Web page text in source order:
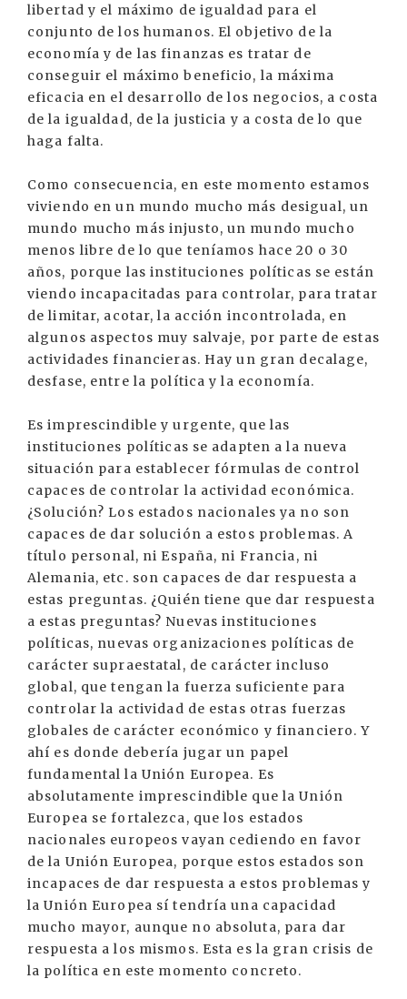
libertad y el máximo de igualdad para el
conjunto de los humanos. El objetivo de la
economía y de las finanzas es tratar de
conseguir el máximo beneficio, la máxima
eficacia en el desarrollo de los negocios, a costa
de la igualdad, de la justicia y a costa de lo que
haga falta.
Como consecuencia, en este momento estamos
viviendo en un mundo mucho más desigual, un
mundo mucho más injusto, un mundo mucho
menos libre de lo que teníamos hace 20 o 30
años, porque las instituciones políticas se están
viendo incapacitadas para controlar, para tratar
de limitar, acotar, la acción incontrolada, en
algunos aspectos muy salvaje, por parte de estas
actividades financieras. Hay un gran decalage,
desfase, entre la política y la economía.
Es imprescindible y urgente, que las
instituciones políticas se adapten a la nueva
situación para establecer fórmulas de control
capaces de controlar la actividad económica.
¿Solución? Los estados nacionales ya no son
capaces de dar solución a estos problemas. A
título personal, ni España, ni Francia, ni
Alemania, etc. son capaces de dar respuesta a
estas preguntas. ¿Quién tiene que dar respuesta
a estas preguntas? Nuevas instituciones
políticas, nuevas organizaciones políticas de
carácter supraestatal, de carácter incluso
global, que tengan la fuerza suficiente para
controlar la actividad de estas otras fuerzas
globales de carácter económico y financiero. Y
ahí es donde debería jugar un papel
fundamental la Unión Europea. Es
absolutamente imprescindible que la Unión
Europea se fortalezca, que los estados
nacionales europeos vayan cediendo en favor
de la Unión Europea, porque estos estados son
incapaces de dar respuesta a estos problemas y
la Unión Europea sí tendría una capacidad
mucho mayor, aunque no absoluta, para dar
respuesta a los mismos. Esta es la gran crisis de
la política en este momento concreto.